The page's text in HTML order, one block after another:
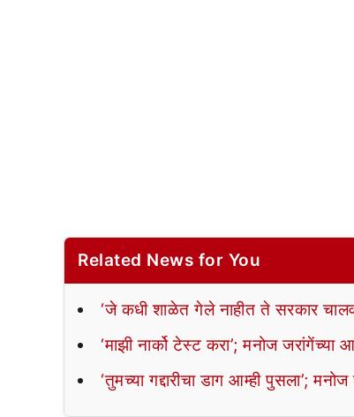
Related News for You
‘जे कधी शाळेत गेले नाहीत ते सरकार
‘माझी नार्को टेस्ट करा’; मनोज जरांगेंच्या
‘तुमच्या गद्दारीचा डाग आम्ही पुसला’;